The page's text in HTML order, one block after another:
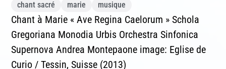
chant sacré marie musique
Chant à Marie « Ave Regina Caelorum » Schola
Gregoriana Monodia Urbis Orchestra Sinfonica
Supernova Andrea Montepaone image: Eglise de
Curio / Tessin, Suisse (2013)